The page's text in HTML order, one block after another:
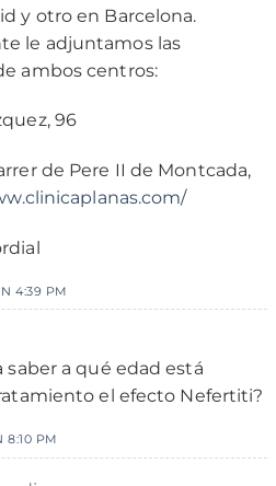
y otro en Barcelona.
le adjuntamos las
ambos centros:
96
de Pere II de Montcada,
4:39 PM
saber a qué edad está
el efecto Nefertiti?
8:10 PM